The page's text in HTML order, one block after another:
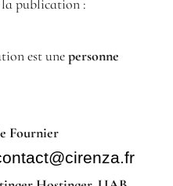
la publication :
est unepersonne
Fournier